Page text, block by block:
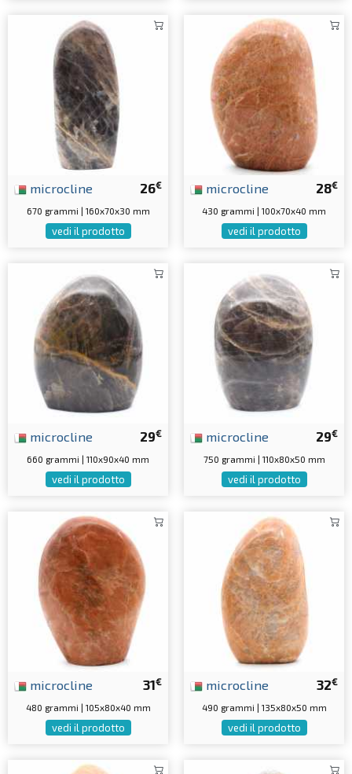
26€
microcline
670 grammi | 160x70x30 mm
vedi il prodotto
28€
microcline
430 grammi | 100x70x40 mm
vedi il prodotto
29€
microcline
660 grammi | 110x90x40 mm
vedi il prodotto
29€
microcline
750 grammi | 110x80x50 mm
vedi il prodotto
31€
microcline
480 grammi | 105x80x40 mm
vedi il prodotto
32€
microcline
490 grammi | 135x80x50 mm
vedi il prodotto